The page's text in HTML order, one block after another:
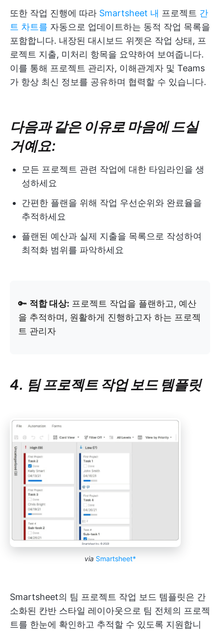
또한 작업 진행에 따라 Smartsheet 내 프로젝트 간
트 차트를 자동으로 업데이트하는 동적 작업 목록을
포함합니다. 내장된 대시보드 위젯은 작업 상태, 프
로젝트 지출, 미처리 항목을 요약하여 보여줍니다.
이를 통해 프로젝트 관리자, 이해관계자 및 Teams
가 항상 최신 정보를 공유하며 협력할 수 있습니다.
다음과 같은 이유로 마음에 드실
거예요:
모든 프로젝트 관련 작업에 대한 타임라인을 생
성하세요
간편한 플랜을 위해 작업 우선순위와 완료율을
추적하세요
플랜된 예산과 실제 지출을 목록으로 작성하여
최적화 범위를 파악하세요
🔑 적합 대상: 프로젝트 작업을 플랜하고, 예산
을 추적하며, 원활하게 진행하고자 하는 프로젝
트 관리자
4. 팀 프로젝트 작업 보드 템플릿
via Smartsheet*
Smartsheet의 팀 프로젝트 작업 보드 템플릿은 간
소화된 칸반 스타일 레이아웃으로 팀 전체의 프로젝
트를 한눈에 확인하고 추적할 수 있도록 지원합니